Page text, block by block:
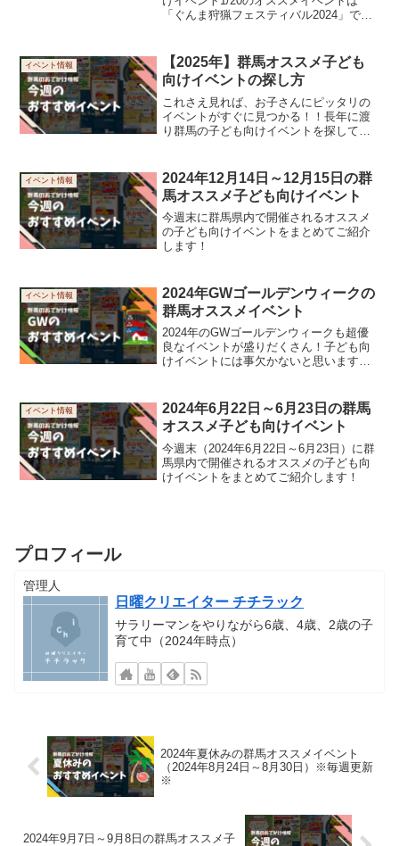
「ぐんま狩猟フェスティバル2024」で
ハンタークイズなど子どもも楽しめそう
な内容になって...
イベント情報
【2025年】群馬オススメ子ども
向けイベントの探し方
これさえ見れば、お子さんにピッタリの
イベントがすぐに見つかる！！長年に渡
り群馬の子ども向けイベントを探してき
イベント情報
2024年12月14日～12月15日の群
馬オススメ子ども向けイベント
今週末に群馬県内で開催されるオススメ
の子ども向けイベントをまとめてご紹介
します！
イベント情報
2024年GWゴールデンウィークの
群馬オススメイベント
2024年のGWゴールデンウィークも超優
良なイベントが盛りだくさん！子ども向
けイベントには事欠かないと思いますの
イベント情報
2024年6月22日～6月23日の群馬
オススメ子ども向けイベント
今週末（2024年6月22日～6月23日）に群
馬県内で開催されるオススメの子ども向
けイベントをまとめてご紹介します！
プロフィール
管理人
日曜クリエイター チチラック
サラリーマンをやりながら6歳、4歳、2歳の子
育て中（2024年時点）
2024年夏休みの群馬オススメイベント
（2024年8月24日～8月30日）※毎週更新
※
2024年9月7日～9月8日の群馬オススメ子